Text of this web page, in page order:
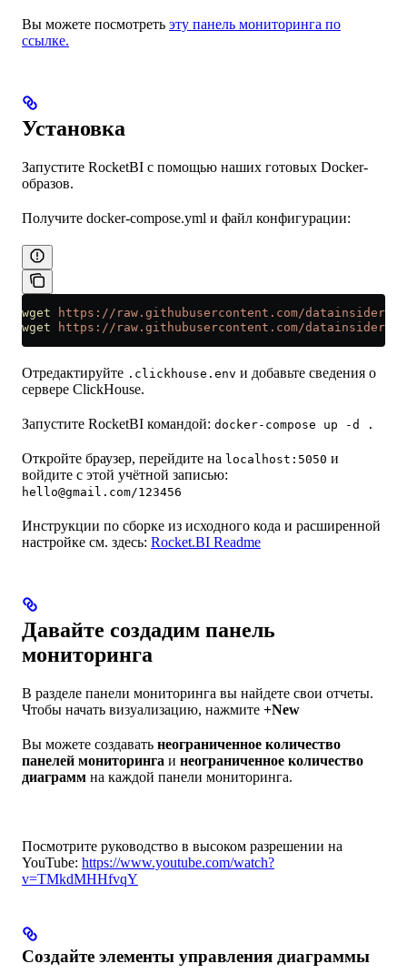
Вы можете посмотреть эту панель мониторинга по
ссылке.
Установка
Запустите RocketBI с помощью наших готовых Docker-
образов.
Получите docker-compose.yml и файл конфигурации:
wget https://raw.githubusercontent.com/datainsider-
wget https://raw.githubusercontent.com/datainsider-
Отредактируйте .clickhouse.env и добавьте сведения о
сервере ClickHouse.
Запустите RocketBI командой: docker-compose up -d .
Откройте браузер, перейдите на localhost:5050 и
войдите с этой учётной записью:
hello@gmail.com/123456
Инструкции по сборке из исходного кода и расширенной
настройке см. здесь: Rocket.BI Readme
Давайте создадим панель
мониторинга
В разделе панели мониторинга вы найдете свои отчеты.
Чтобы начать визуализацию, нажмите +New
Вы можете создавать неограниченное количество
панелей мониторинга и неограниченное количество
диаграмм на каждой панели мониторинга.
Посмотрите руководство в высоком разрешении на
YouTube: https://www.youtube.com/watch?
v=TMkdMHHfvqY
Создайте элементы управления диаграммы